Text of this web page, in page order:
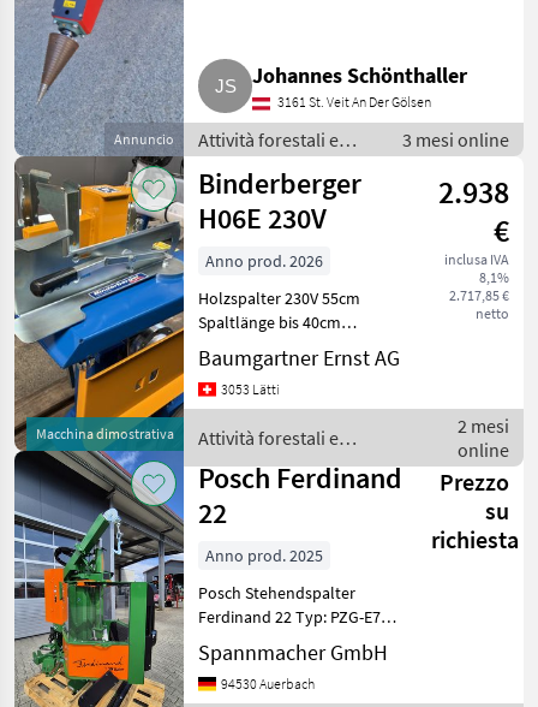
Annuncio
Johannes Schönthaller
3161 St. Veit An Der Gölsen
Attività forestali e
lavorazione del legno
/ Spaccalegna
3 mesi online
Macchina dimostrativa
Binderberger
H06E 230V
2.938
€
inclusa IVA
8,1%
2.717,85 €
netto
Anno prod. 2026
Holzspalter 230V 55cm
Spaltlänge bis 40cm
Durchmesser inkl.
Ablagetisch links und
rechts klappbar verticale,
elettrico, Trazione idraulica,
: v
Baumgartner Ernst AG
3053 Lätti
Attività forestali e
lavorazione del legno /
Binderberger
2 mesi
online
Posch Ferdinand
22
Prezzo
su
richiesta
Anno prod. 2025
Posch Stehendspalter
Ferdinand 22 Typ: PZG-E7,
5D-400 - 22to Spaltkraft - 1-
Hand-Bedienung mit
automatischem
Spannmacher GmbH
94530 Auerbach